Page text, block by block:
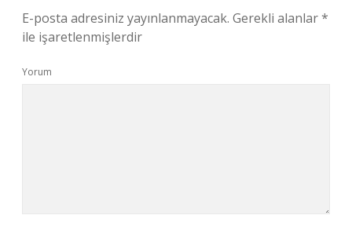
E-posta adresiniz yayınlanmayacak. Gerekli alanlar*
ile işaretlenmişlerdir
Yorum